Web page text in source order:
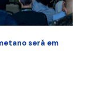
será em